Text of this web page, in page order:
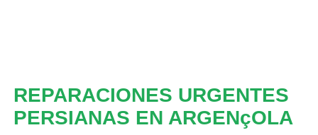
REPARACIONES URGENTES
PERSIANAS EN ARGENçOLA